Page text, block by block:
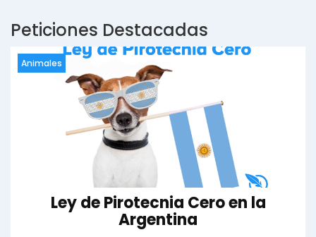
Peticiones Destacadas
Animales
Ley de Pirotecnia Cero en la
Argentina